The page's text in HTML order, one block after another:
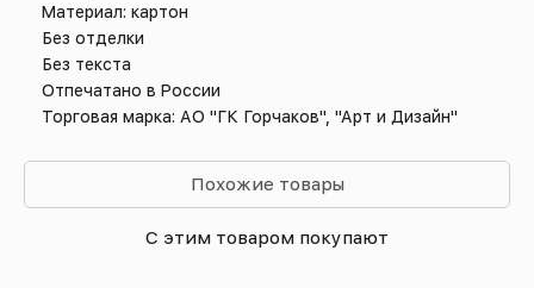
Материал: картон
Без отделки
Без текста
Отпечатано в России
Торговая марка: АО "ГК Горчаков", "Арт и Дизайн"
Похожие товары
С этим товаром покупают